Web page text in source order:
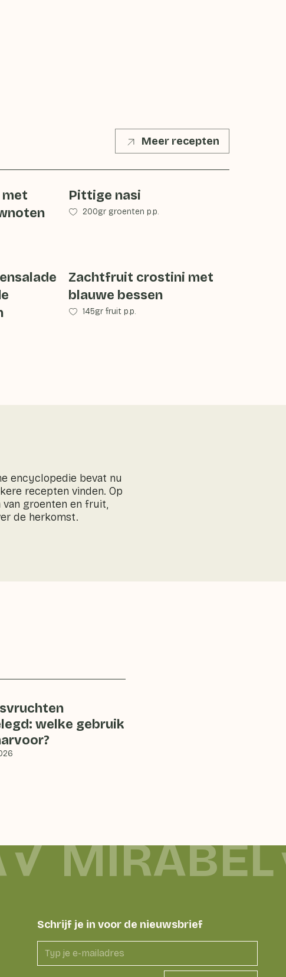
Meer recepten
met
Pittige nasi
200gr groenten p.p.
Zachtfruit crostini met
blauwe bessen
145gr fruit p.p.
encyclopedie bevat nu
recepten vinden. Op
groenten en fruit,
de herkomst.
welke gebruik
MIRABEL
Schrijf je in voor de nieuwsbrief